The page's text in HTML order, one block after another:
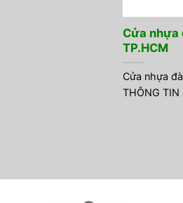
Cửa nhựa
TP.HCM
Cửa nhựa
THÔNG TIN